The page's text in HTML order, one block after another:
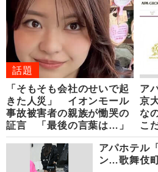
話題
「そもそも会社のせいで起
きた人災」 イオンモール
事故被害者の親族が慟哭の
証言 「最後の言葉は…」
ア
京
な
こ
アパホテル
ン…歌舞伎